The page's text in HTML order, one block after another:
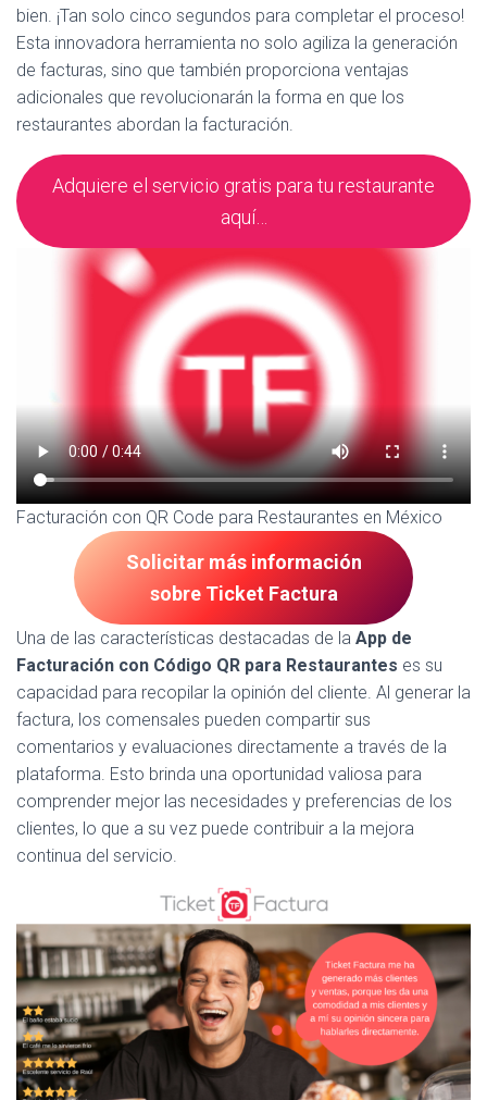
bien. ¡Tan solo cinco segundos para completar el proceso!
Esta innovadora herramienta no solo agiliza la generación
de facturas, sino que también proporciona ventajas
adicionales que revolucionarán la forma en que los
restaurantes abordan la facturación.
Adquiere el servicio gratis para tu restaurante
aquí…
Facturación con QR Code para Restaurantes en México
Solicitar más información
sobre Ticket Factura
Una de las características destacadas de la App de
Facturación con Código QR para Restaurantes es su
capacidad para recopilar la opinión del cliente. Al generar la
factura, los comensales pueden compartir sus
comentarios y evaluaciones directamente a través de la
plataforma. Esto brinda una oportunidad valiosa para
comprender mejor las necesidades y preferencias de los
clientes, lo que a su vez puede contribuir a la mejora
continua del servicio.